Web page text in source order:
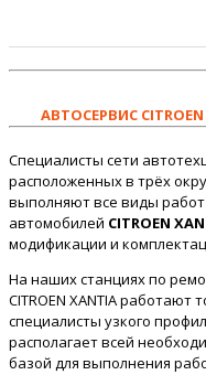
АВТОСЕРВИС CITROEN
Специалисты сети
расположенных в трёх
выполняют все виды
автомобилей CITROEN
модификации и
На наших станциях по
CITROEN XANTIA
специалисты узкого
располагает всей
базой для выполнения